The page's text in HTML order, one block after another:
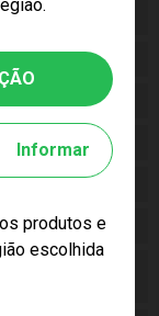
Informar
produtos e
escolhida